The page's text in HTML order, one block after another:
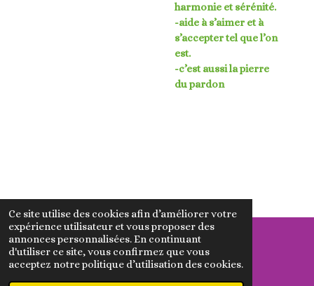
Ce site utilise des cookies afin d’améliorer votre
expérience utilisateur et vous proposer des
annonces personnalisées. En continuant
d'utiliser ce site, vous confirmez que vous
acceptez notre politique d’utilisation des cookies.
harmonie et sérénité.
-aide à s’aimer et à
s’accepter tel que l’on
est.
-c’est aussi la pierre
du pardon
© 2023 - 2026 MaNatureMagique